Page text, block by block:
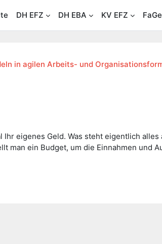
DH EFZ DH EBA KV EFZ
in agilen Arbeits- und
Ihr eigenes Geld. Was steht eigentlich
man ein Budget, um die Einnahmen und